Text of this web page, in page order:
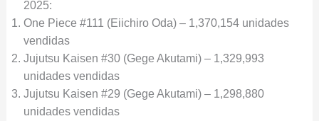
2025:
One Piece #111 (Eiichiro Oda) – 1,370,154 unidades
vendidas
Jujutsu Kaisen #30 (Gege Akutami) – 1,329,993
unidades vendidas
Jujutsu Kaisen #29 (Gege Akutami) – 1,298,880
unidades vendidas